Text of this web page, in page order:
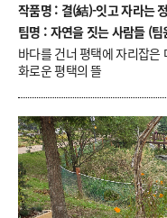
작품명 : 결(結)-잇고 자라는
팀명 : 자연을 짓는 사람들 (
바다를 건너 평택에 자리잡은
화로운 평택의 뜰